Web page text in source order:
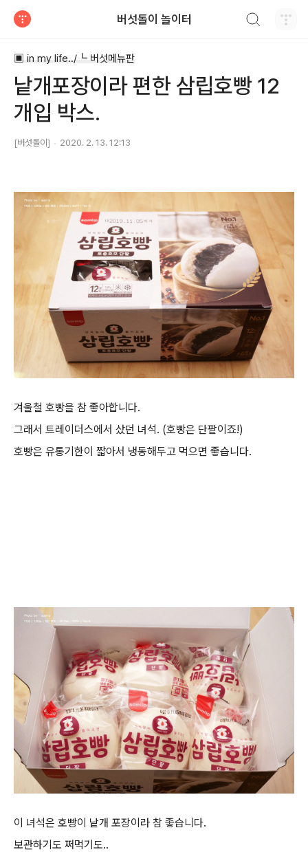
버섯돌이 놀이터
▣ in my life../┗ 버섯메뉴판
낱개포장이라 편한 삼립호빵 12
개입 박스.
[버섯돌이] 2020. 2. 13. 12:13
겨울철 호빵을 참 좋아합니다.
그래서 트레이더스에서 샀던 녀석. (호빵은 단팥이죠!)
호빵은 유통기한이 짧아서 냉동해두고 먹으면 좋습니다.
이 녀석은 호빵이 낱개 포장이라 참 좋습니다.
보관하기도 쩌먹기도..